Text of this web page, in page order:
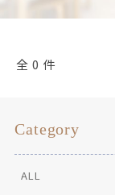
全 0 件
Category
ALL